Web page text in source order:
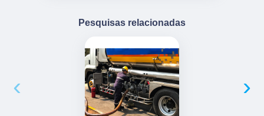
Pesquisas relacionadas
‹ ›